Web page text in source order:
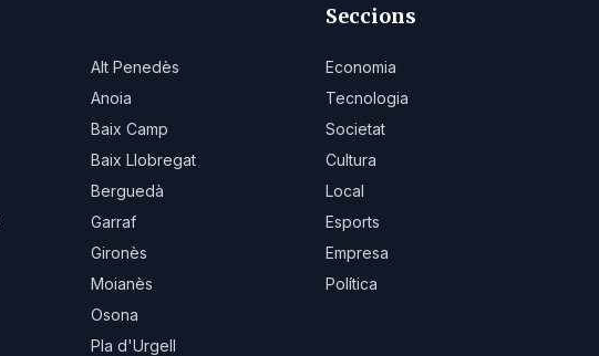
Alt Penedès
Anoia
Baix Camp
Baix Llobregat
Berguedà
Garraf
Gironès
Moianès
Osona
Pla d'Urgell
Seccions
Economia
Tecnologia
Societat
Cultura
Local
Esports
Empresa
Política